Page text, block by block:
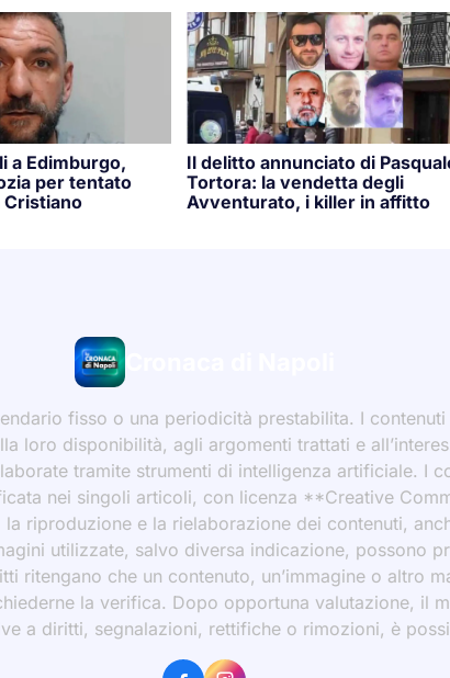
a Edimburgo,
per tentato
Cristiano
Il delitto annunciato di
Tortora: la vendetta degli
Avventurato, i killer in affitto
Cronaca di Napoli
fisso o una periodicità prestabilita. I
loro disponibilità, agli argomenti trattati e
tramite strumenti di intelligenza artificiale. I
nei singoli articoli, con licenza **Creative
riproduzione e la rielaborazione dei contenuti,
utilizzate, salvo diversa indicazione, possono
ritengano che un contenuto, un’immagine o altro
la verifica. Dopo opportuna valutazione, il
a diritti, segnalazioni, rettifiche o rimozioni, è